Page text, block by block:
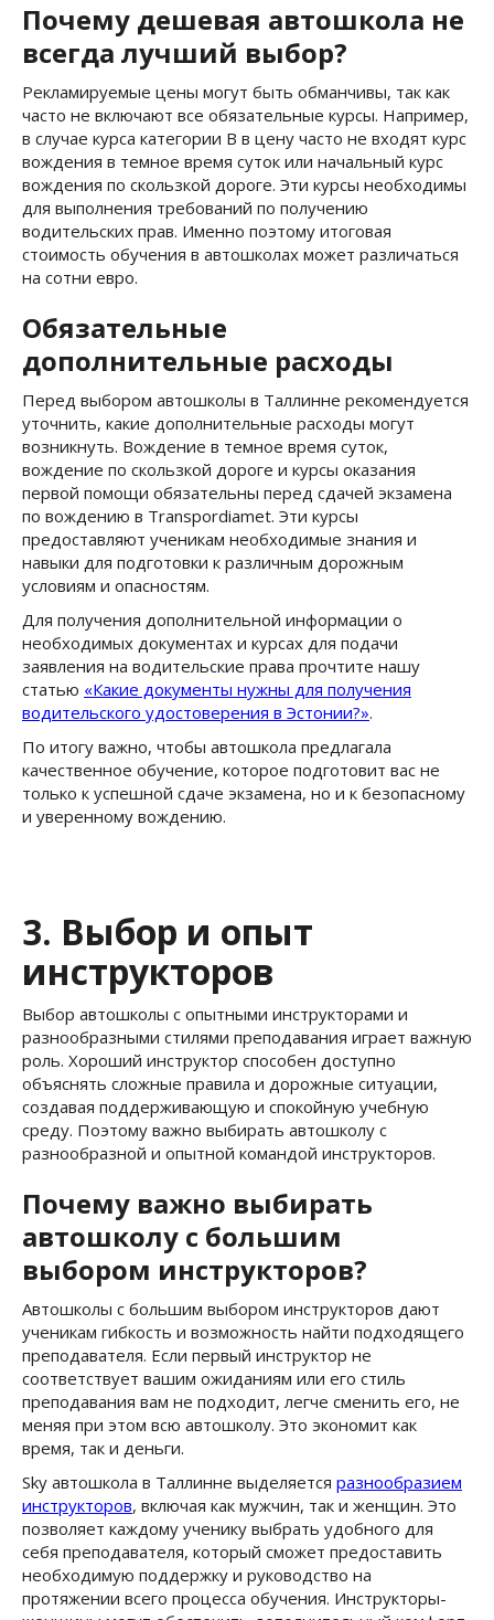
Почему дешевая автошкола не
всегда лучший выбор?
Рекламируемые цены могут быть обманчивы, так как
часто не включают все обязательные курсы. Например,
в случае курса категории B в цену часто не входят курс
вождения в темное время суток или начальный курс
вождения по скользкой дороге. Эти курсы необходимы
для выполнения требований по получению
водительских прав. Именно поэтому итоговая
стоимость обучения в автошколах может различаться
на сотни евро.
Обязательные
дополнительные расходы
Перед выбором автошколы в Таллинне рекомендуется
уточнить, какие дополнительные расходы могут
возникнуть. Вождение в темное время суток,
вождение по скользкой дороге и курсы оказания
первой помощи обязательны перед сдачей экзамена
по вождению в Transpordiamet. Эти курсы
предоставляют ученикам необходимые знания и
навыки для подготовки к различным дорожным
условиям и опасностям.
Для получения дополнительной информации о
необходимых документах и курсах для подачи
заявления на водительские права прочтите нашу
статью «Какие документы нужны для получения
водительского удостоверения в Эстонии?».
По итогу важно, чтобы автошкола предлагала
качественное обучение, которое подготовит вас не
только к успешной сдаче экзамена, но и к безопасному
и уверенному вождению.
3. Выбор и опыт
инструкторов
Выбор автошколы с опытными инструкторами и
разнообразными стилями преподавания играет важную
роль. Хороший инструктор способен доступно
объяснять сложные правила и дорожные ситуации,
создавая поддерживающую и спокойную учебную
среду. Поэтому важно выбирать автошколу с
разнообразной и опытной командой инструкторов.
Почему важно выбирать
автошколу с большим
выбором инструкторов?
Автошколы с большим выбором инструкторов дают
ученикам гибкость и возможность найти подходящего
преподавателя. Если первый инструктор не
соответствует вашим ожиданиям или его стиль
преподавания вам не подходит, легче сменить его, не
меняя при этом всю автошколу. Это экономит как
время, так и деньги.
Sky автошкола в Таллинне выделяется разнообразием
инструкторов, включая как мужчин, так и женщин. Это
позволяет каждому ученику выбрать удобного для
себя преподавателя, который сможет предоставить
необходимую поддержку и руководство на
протяжении всего процесса обучения. Инструкторы-